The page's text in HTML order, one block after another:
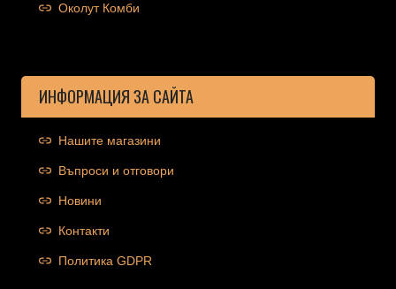
Околут Комби
ИНФОРМАЦИЯ ЗА САЙТА
Нашите магазини
Въпроси и отговори
Новини
Контакти
Политика GDPR